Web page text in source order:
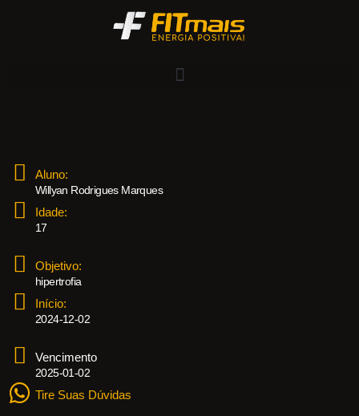
Aluno:
Willyan Rodrigues Marques
Idade:
17
Objetivo:
hipertrofia
Início:
2024-12-02
Vencimento
2025-01-02
Tire Suas Dúvidas